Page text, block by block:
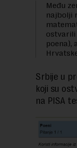
Među
najbolji
ostvarili
poena),
Srbije u
koji su
na PISA